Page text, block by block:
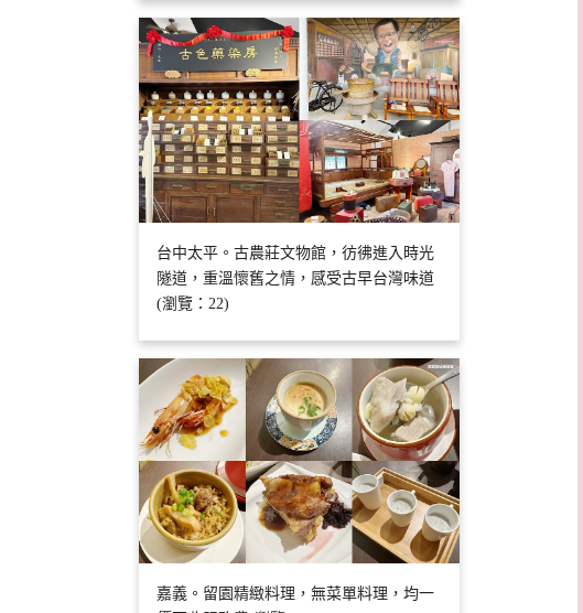
台中太平。古農莊文物館，彷彿進入時光
隧道，重溫懷舊之情，感受古早台灣味道
(瀏覽：22)
嘉義。留園精緻料理，無菜單料理，均一